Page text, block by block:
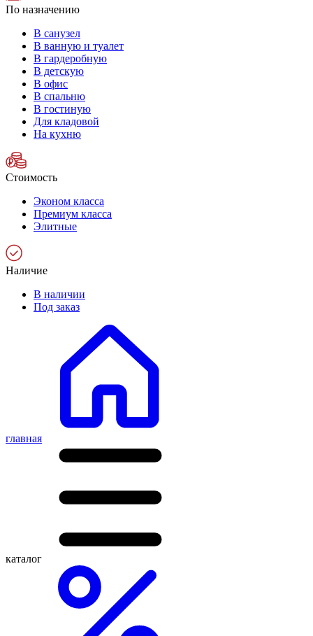
По назначению
В санузел
В ванную и туалет
В гардеробную
В детскую
В офис
В спальню
В гостиную
Для кладовой
На кухню
Стоимость
Эконом класса
Премиум класса
Элитные
Наличие
В наличии
Под заказ
главная
каталог